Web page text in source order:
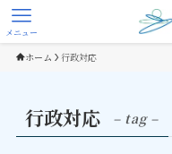
メニュー
ホーム 行政対応
行政対応 – tag –